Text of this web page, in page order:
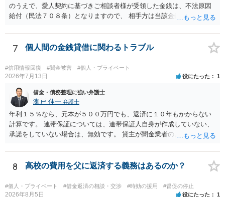
のうえで、愛人契約に基づきご相談者様が受領した金銭は、不法原因
給付（民法７０８条）となりますので、 相手方は当該金銭の返還請求
7 個人間の金銭貸借に関わるトラブル
#信用情報回復 #闇金被害 #個人・プライベート
2026年7月13日 役にたった 1
借金・債務整理に強い弁護士
瀬戸 伸一 弁護士
年利１５％なら、元本が５００万円でも、返済に１０年もかからない
計算です。 連帯保証については、連帯保証人自身が作成していない、
承諾をしていない場合は、無効です。 貸主が闇金業者のようなことを
ことで、主債務者自身の債務は免れない（支払い義務あり）と思われ
ます。 これまでの借り入れと返済額をまとめて、現在の正確な債務残
整理をされることをおすすめします。
8 高校の費用を父に返済する義務はあるのか？
#個人・プライベート #借金返済の相談・交渉 #時効の援用 #督促の停止
2026年8月5日 役にたった 1